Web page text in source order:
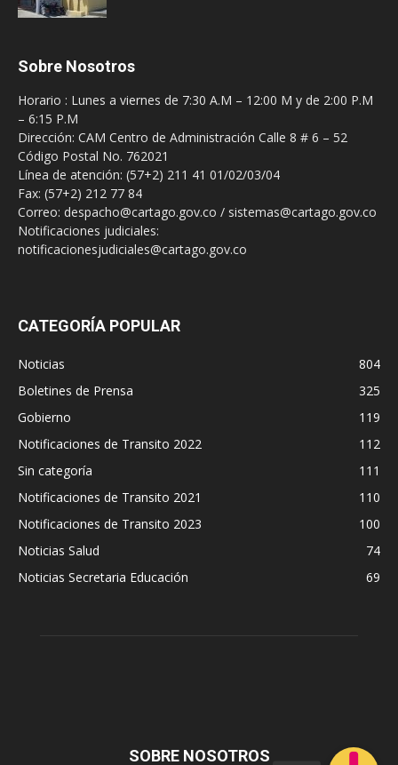
Sobre Nosotros
Horario : Lunes a viernes de 7:30 A.M – 12:00 M y de 2:00 P.M
– 6:15 P.M
Dirección: CAM Centro de Administración Calle 8 # 6 – 52
Código Postal No. 762021
Línea de atención: (57+2) 211 41 01/02/03/04
Fax: (57+2) 212 77 84
Correo: despacho@cartago.gov.co / sistemas@cartago.gov.co
Notificaciones judiciales:
notificacionesjudiciales@cartago.gov.co
CATEGORÍA POPULAR
Noticias
804
Boletines de Prensa
325
Gobierno
119
Notificaciones de Transito 2022
112
Sin categoría
111
Notificaciones de Transito 2021
110
Notificaciones de Transito 2023
100
Noticias Salud
74
Noticias Secretaria Educación
69
SOBRE NOSOTROS